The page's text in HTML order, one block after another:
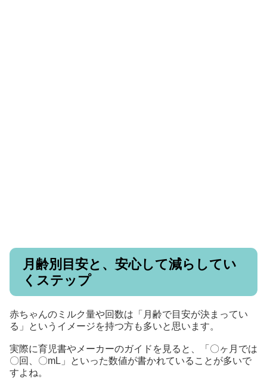
月齢別目安と、安心して減らしてい
くステップ
赤ちゃんのミルク量や回数は「月齢で目安が決まってい
る」というイメージを持つ方も多いと思います。
実際に育児書やメーカーのガイドを見ると、「〇ヶ月では
〇回、〇mL」といった数値が書かれていることが多いで
すよね。